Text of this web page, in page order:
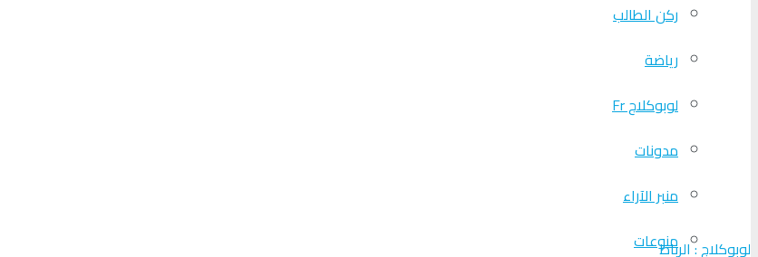
ركن الطالب
رياضة
لوبوكلاج Fr
مدونات
منبر الآراء
منوعاتلوبوكلاج : الرباط